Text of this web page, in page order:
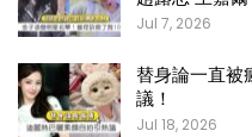
Jul 7, 2026
替身論一直被
議！
Jul 18, 2026